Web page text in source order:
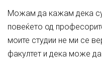
Можам да кажам дека
повеќето од
моите студии не ми се
факултет и дека може